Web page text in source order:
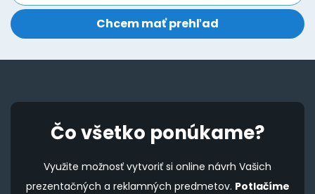
product
page
Čo všetko ponúkame?
Využite možnosť vytvoriť si online návrh Vašich
prezentačných a reklamných predmetov. Potlačíme